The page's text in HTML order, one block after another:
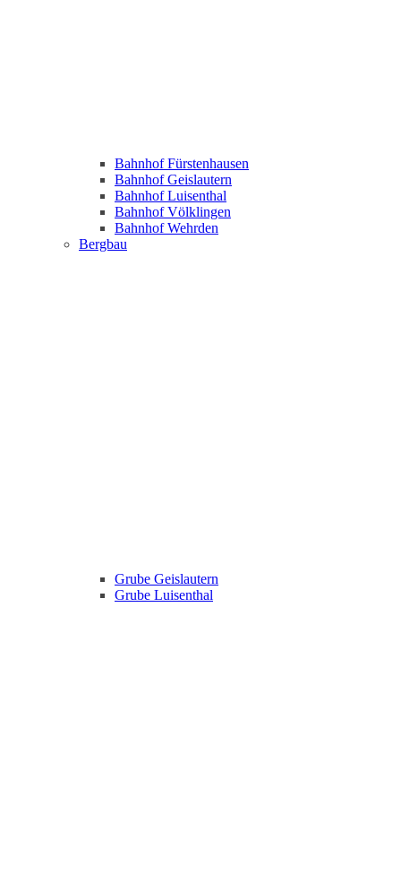
Bahnhof Fürstenhausen
Bahnhof Geislautern
Bahnhof Luisenthal
Bahnhof Völklingen
Bahnhof Wehrden
Bergbau
Grube Geislautern
Grube Luisenthal